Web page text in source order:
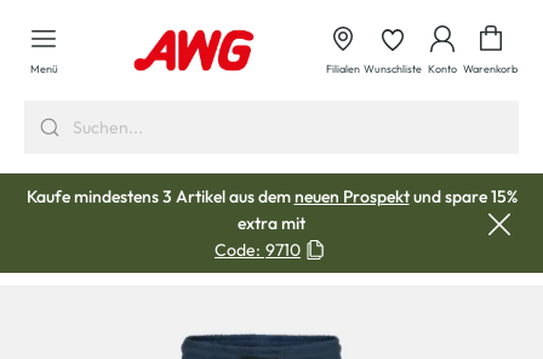
springen
Menü Filialen Wunschliste Konto Warenkorb
Kaufe mindestens 3 Artikel aus demneuen Prospektund spare 15%
extra mit
Code: 9710